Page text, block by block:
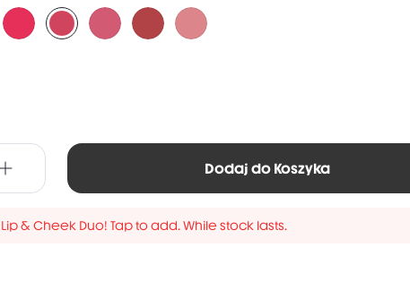
Dodaj do Koszyka
Lip & Cheek Duo! Tap to add. While stock lasts.